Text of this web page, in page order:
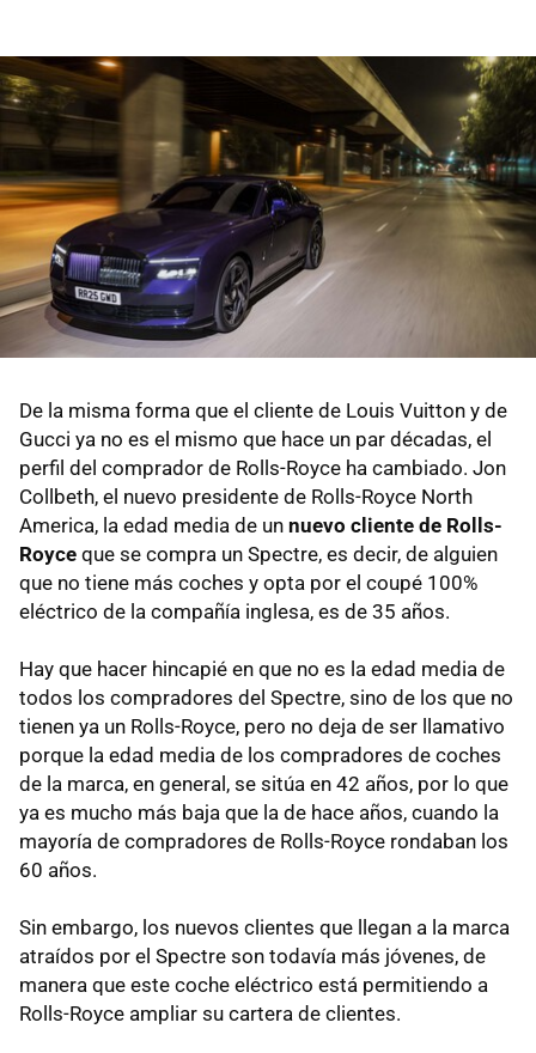
De la misma forma que el cliente de Louis Vuitton y de
Gucci ya no es el mismo que hace un par décadas, el
perfil del comprador de Rolls-Royce ha cambiado. Jon
Collbeth, el nuevo presidente de Rolls-Royce North
America, la edad media de un nuevo cliente de Rolls-
Royce que se compra un Spectre, es decir, de alguien
que no tiene más coches y opta por el coupé 100%
eléctrico de la compañía inglesa, es de 35 años.
Hay que hacer hincapié en que no es la edad media de
todos los compradores del Spectre, sino de los que no
tienen ya un Rolls-Royce, pero no deja de ser llamativo
porque la edad media de los compradores de coches
de la marca, en general, se sitúa en 42 años, por lo que
ya es mucho más baja que la de hace años, cuando la
mayoría de compradores de Rolls-Royce rondaban los
60 años.
Sin embargo, los nuevos clientes que llegan a la marca
atraídos por el Spectre son todavía más jóvenes, de
manera que este coche eléctrico está permitiendo a
Rolls-Royce ampliar su cartera de clientes.